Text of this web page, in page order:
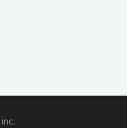
を目指していきま
を目指しています。